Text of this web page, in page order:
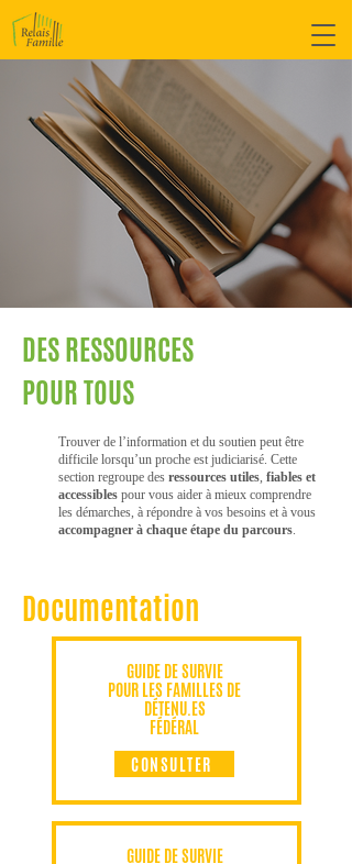
DES RESSOURCES
POUR TOUS
Trouver de l’information et du soutien peut être
difficile lorsqu’un proche est judiciarisé. Cette
section regroupe des ressources utiles, fiables et
accessibles pour vous aider à mieux comprendre
les démarches, à répondre à vos besoins et à vous
accompagner à chaque étape du parcours.
Documentation
GUIDE DE SURVIE
POUR LES FAMILLES DE
DÉTENU.ES
FÉDÉRAL
CONSULTER
GUIDE DE SURVIE